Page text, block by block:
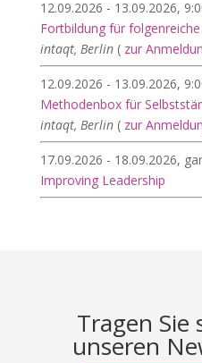
12.09.2026 - 13.09.2026,
Fortbildung für
intaqt, Berlin ( zur
12.09.2026 - 13.09.2026,
Methodenbox für
intaqt, Berlin ( zur
17.09.2026 - 18.09.2026,
Improving Leadership
Tragen
unseren